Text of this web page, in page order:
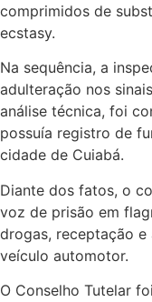
comprimidos de
ecstasy.
Na sequência, a
adulteração nos
análise técnica, foi
possuía registro de
cidade de Cuiabá.
Diante dos fatos, o
voz de prisão em
drogas, receptação
veículo automotor.
O Conselho Tutelar